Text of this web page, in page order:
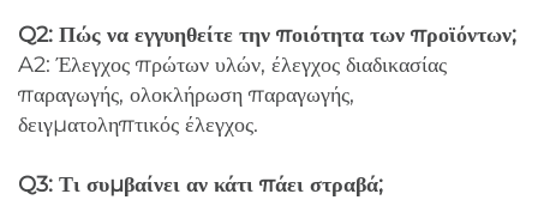
Q2: Πώς να εγγυηθείτε την ποιότητα των προϊόντων;
A2: Έλεγχος πρώτων υλών, έλεγχος διαδικασίας
παραγωγής, ολοκλήρωση παραγωγής,
δειγματοληπτικός έλεγχος.
Q3: Τι συμβαίνει αν κάτι πάει στραβά;